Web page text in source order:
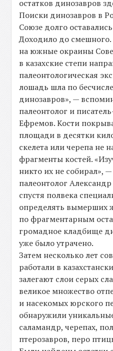
остатков динозавров
Поиски динозавров в
Союзе долго
Доходило до
на южные окраины
в казахские степи
палеонтологическая
лошадь шла по
динозавров», —
палеонтолог и
Ефремов. Кости
площади в десятки
скелета или черепа не
фрагменты костей.
никто их не собирал», —
палеонтолог
спустя полвека
определять вымерших
по фрагментарным
громадное кладбище
уже было утрачено.
Затем несколько лет
работали в
залегают слои серых
великое множество
и насекомых юрского
обнаружили
саламандр, черепах,
птерозавров, перо